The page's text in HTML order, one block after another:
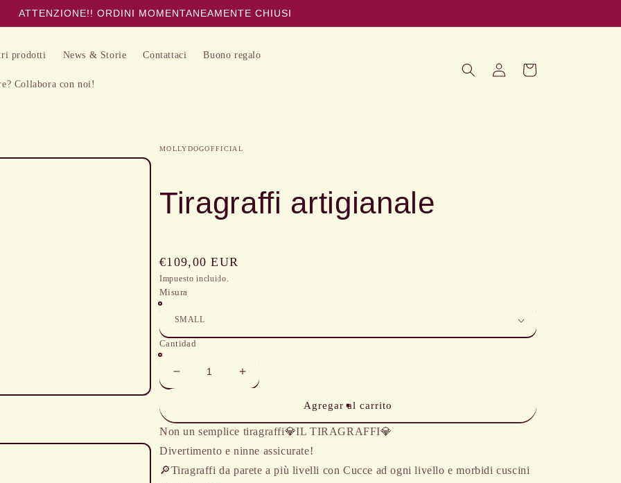
ATTENZIONE!! ORDINI MOMENTANEAMENTE CHIUSI
prodotti News & Storie Contattaci Buono regalo
Collabora con noi!
Iniciar
sesión
Carrito
MOLLYDOGOFFICIAL
Tiragraffi artigianale
Precio
habitual
€109,00 EUR
Impuesto incluido.
Misura
Cantidad
Reducir
Tiragraffi
artigianale
Aumentar
cantidad
Tiragraffi
artigianale
Agregar al carrito
Non un semplice tiragraffi💎IL TIRAGRAFFI💎
Divertimento e ninne assicurate!
🔎Tiragraffi da parete a più livelli con Cucce ad ogni livello e morbidi cuscini